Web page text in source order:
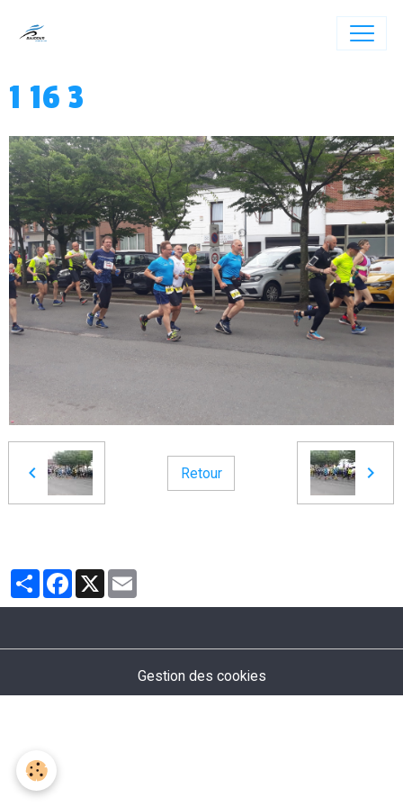
1 16 3
Retour
PartagerFacebook
X
Gestion des cookies